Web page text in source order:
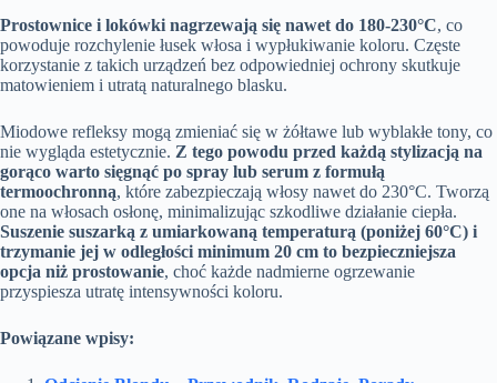
Prostownice i lokówki nagrzewają się nawet do 180-230°C, co
powoduje rozchylenie łusek włosa i wypłukiwanie koloru. Częste
korzystanie z takich urządzeń bez odpowiedniej ochrony skutkuje
matowieniem i utratą naturalnego blasku.
Miodowe refleksy mogą zmieniać się w żółtawe lub wyblakłe tony, co
nie wygląda estetycznie. Z tego powodu przed każdą stylizacją na
gorąco warto sięgnąć po spray lub serum z formułą
termoochronną, które zabezpieczają włosy nawet do 230°C. Tworzą
one na włosach osłonę, minimalizując szkodliwe działanie ciepła.
Suszenie suszarką z umiarkowaną temperaturą (poniżej 60°C) i
trzymanie jej w odległości minimum 20 cm to bezpieczniejsza
opcja niż prostowanie, choć każde nadmierne ogrzewanie
przyspiesza utratę intensywności koloru.
Powiązane wpisy: